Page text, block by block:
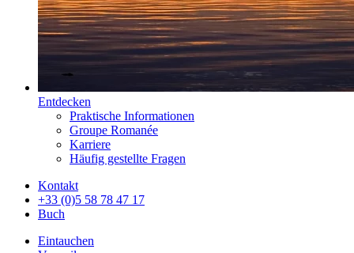
Entdecken
Praktische Informationen
Groupe Romanée
Karriere
Häufig gestellte Fragen
Kontakt
+33 (0)5 58 78 47 17
Buch
Eintauchen